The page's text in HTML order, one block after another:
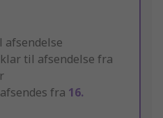
afsendelse
til afsendelse fra
fra 16.